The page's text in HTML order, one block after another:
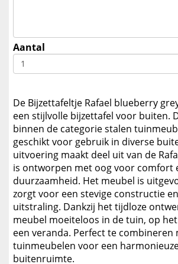
Aantal
De Bijzettafeltje Rafael blueberry
een stijlvolle bijzettafel voor buiten.
binnen de categorie stalen
geschikt voor gebruik in diverse
uitvoering maakt deel uit van de
is ontworpen met oog voor comfort
duurzaamheid. Het meubel is
zorgt voor een stevige constructie
uitstraling. Dankzij het tijdloze
meubel moeiteloos in de tuin, op
een veranda. Perfect te combineren
tuinmeubelen voor een
buitenruimte.